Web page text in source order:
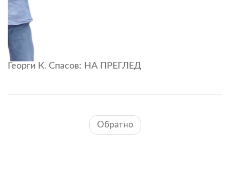
Георги К. Спасов: НА ПРЕГЛЕД
Обратно